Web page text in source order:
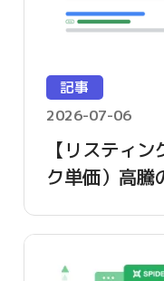
記事
2026-07-06
【リスティ
ク単価）高騰